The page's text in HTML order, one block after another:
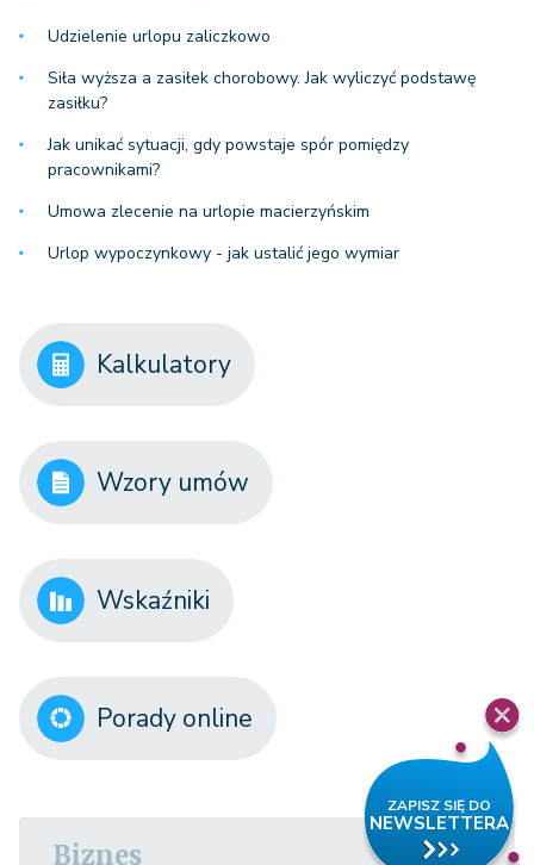
Udzielenie urlopu zaliczkowo
Siła wyższa a zasiłek chorobowy. Jak wyliczyć podstawę
zasiłku?
Jak unikać sytuacji, gdy powstaje spór pomiędzy
pracownikami?
Umowa zlecenie na urlopie macierzyńskim
Urlop wypoczynkowy - jak ustalić jego wymiar
Kalkulatory
Wzory umów
Wskaźniki
Porady online
Biznes